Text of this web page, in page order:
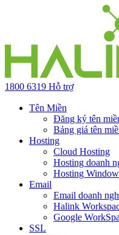
1800 6319 Hỗ trợ
Tên Miền
Đăng ký tên
Bảng giá tên
Hosting
Cloud Hosting
Hosting doanh
Hosting
Email
Email doanh
Halink
Google
SSL